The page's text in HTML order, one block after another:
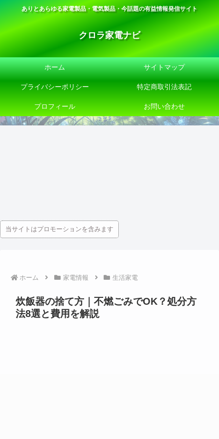
ありとあらゆる家電製品・電気製品・今話題の有益情報発信サイト
クロラ家電ナビ
ホーム サイトマップ
プライバシーポリシー 特定商取引法表記
プロフィール お問い合わせ
当サイトはプロモーションを含みます
ホーム 家電情報 生活家電
炊飯器の捨て方｜不燃ごみでOK？処分方
法8選と費用を解説